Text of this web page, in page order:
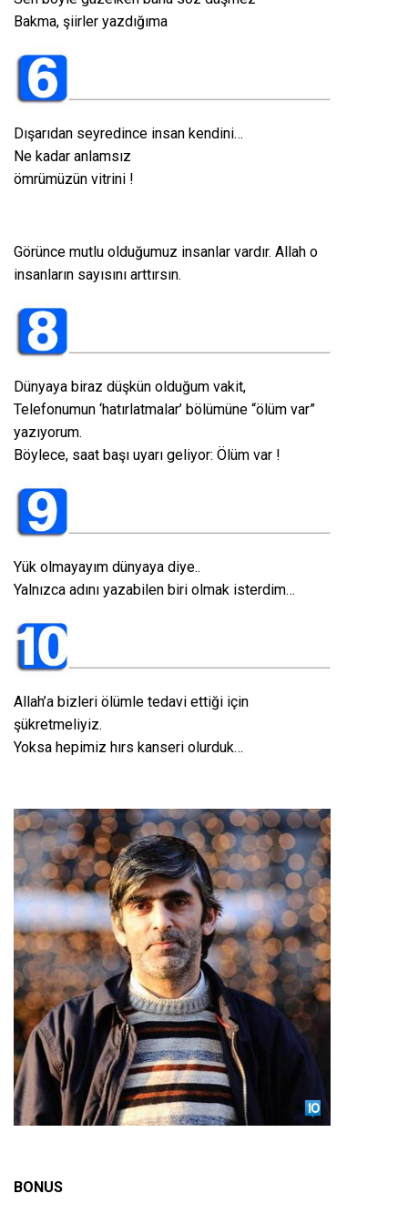
Bakma, şiirler yazdığıma
Dışarıdan seyredince insan kendini…
Ne kadar anlamsız
ömrümüzün vitrini !
Görünce mutlu olduğumuz insanlar vardır. Allah o
insanların sayısını arttırsın.
Dünyaya biraz düşkün olduğum vakit,
Telefonumun ‘hatırlatmalar’ bölümüne “ölüm var”
yazıyorum.
Böylece, saat başı uyarı geliyor: Ölüm var !
Yük olmayayım dünyaya diye..
Yalnızca adını yazabilen biri olmak isterdim…
Allah’a bizleri ölümle tedavi ettiği için
şükretmeliyiz.
Yoksa hepimiz hırs kanseri olurduk…
BONUS